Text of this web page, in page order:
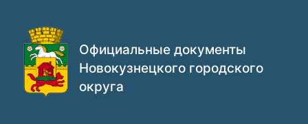
Официальные документы
Новокузнецкого городского
округа